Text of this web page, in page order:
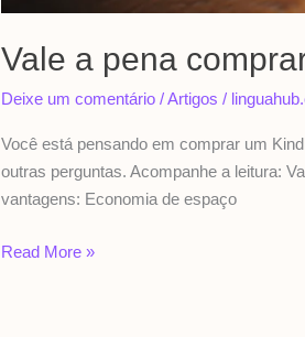
Vale a pena
Deixe um comentário /Artigos /
Você está pensando em comprar um
outras perguntas. Acompanhe a leitura:
vantagens: Economia de espaço
Read More »